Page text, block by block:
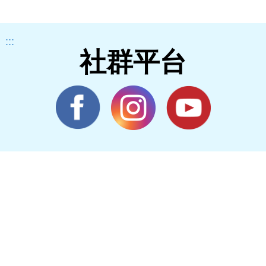
:::
社群平台